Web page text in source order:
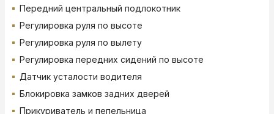
Передний центральный подлокотник
Регулировка руля по высоте
Регулировка руля по вылету
Регулировка передних сидений по высоте
Датчик усталости водителя
Блокировка замков задних дверей
Прикуриватель и пепельница